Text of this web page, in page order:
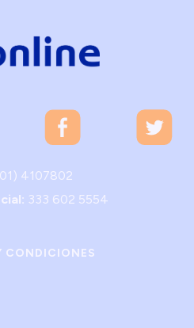
4107802
333 602 5554
CONDICIONES